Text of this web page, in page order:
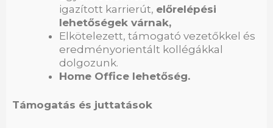
igazított karrierút, előrelépési
lehetőségek várnak,
Elkötelezett, támogató vezetőkkel és
eredményorientált kollégákkal
dolgozunk.
Home Office lehetőség.
Támogatás és juttatások